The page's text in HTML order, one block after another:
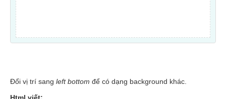
Đổi vị trí sang left bottom để có dạng background khác.